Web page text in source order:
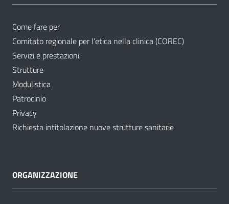
Come fare per
Comitato regionale per l’etica nella clinica (COREC)
Servizi e prestazioni
Strutture
Modulistica
Patrocinio
Privacy
Richiesta intitolazione nuove strutture sanitarie
ORGANIZZAZIONE